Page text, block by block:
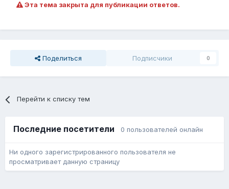
Эта тема закрыта для публикации ответов.
Поделиться Подписчики 0
Перейти к списку тем
Последние посетители 0 пользователей онлайн
Ни одного зарегистрированного пользователя не
просматривает данную страницу